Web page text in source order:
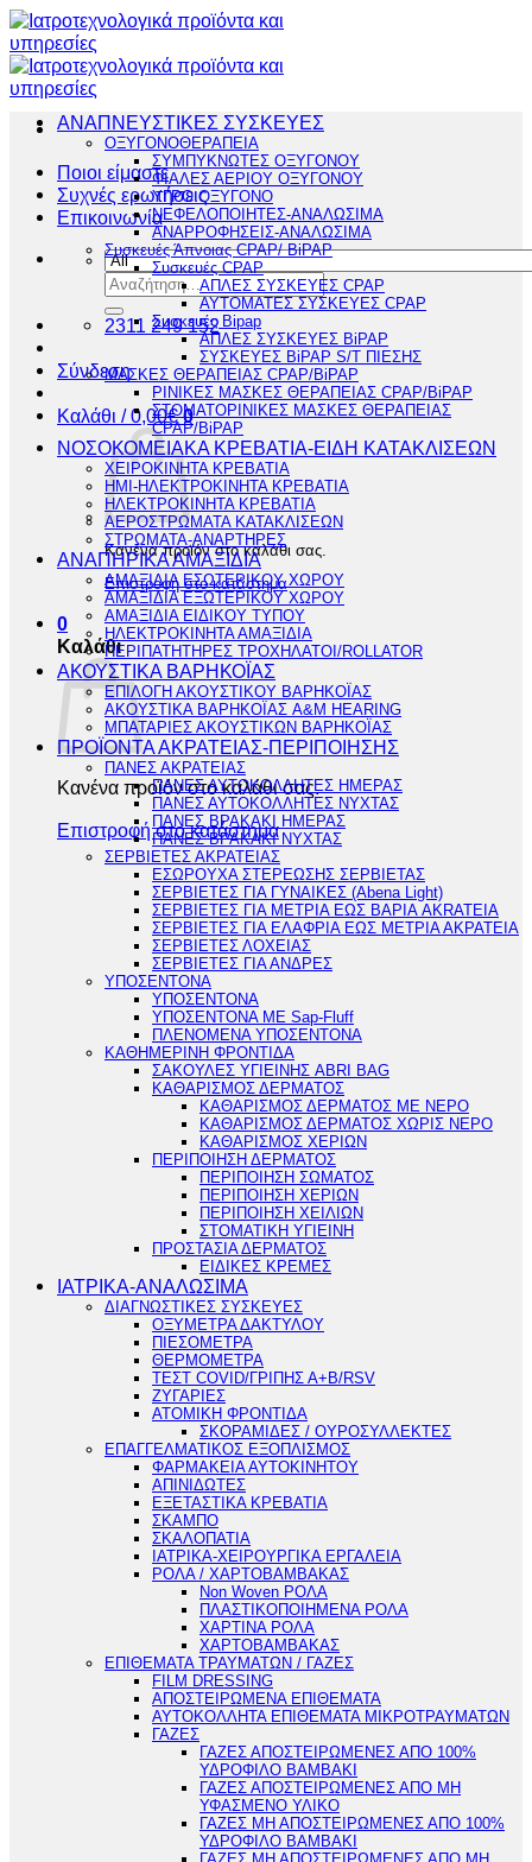
Μετάβαση
στο
περιεχόμενο
Ποιοι είμαστε
Συχνές ερωτήσεις
Επικοινωνία
Αναζήτηση
για:
2311 249 152
Σύνδεση
Καλάθι /0,00€ 0
Κανένα προϊόν στο καλάθι σας.
Επιστροφή στο κατάστημα
0
Καλάθι
Κανένα προϊόν στο καλάθι σας.
Επιστροφή στο κατάστημα
ΑΝΑΠΝΕΥΣΤΙΚΕΣ ΣΥΣΚΕΥΕΣ
ΟΞΥΓΟΝΟΘΕΡΑΠΕΙΑ
ΣΥΜΠΥΚΝΩΤΕΣ ΟΞΥΓΟΝΟΥ
ΦΙΑΛΕΣ ΑΕΡΙΟΥ ΟΞΥΓΟΝΟΥ
ΥΓΡΟ ΟΞΥΓΟΝΟ
ΝΕΦΕΛΟΠΟΙΗΤΕΣ-ΑΝΑΛΩΣΙΜΑ
ΑΝΑΡΡΟΦΗΣΕΙΣ-ΑΝΑΛΩΣΙΜΑ
Συσκευές Άπνοιας CPAP/ BiPAP
Συσκευές CPAP
ΑΠΛΕΣ ΣΥΣΚΕΥΕΣ CPAP
ΑΥΤΟΜΑΤΕΣ ΣΥΣΚΕΥΕΣ CPAP
Συσκευές Bipap
ΑΠΛΕΣ ΣΥΣΚΕΥΕΣ BiPAP
ΣΥΣΚΕΥΕΣ BiPAP S/T ΠΙΕΣΗΣ
ΜΑΣΚΕΣ ΘΕΡΑΠΕΙΑΣ CPAP/BiPAP
ΡΙΝΙΚΕΣ ΜΑΣΚΕΣ ΘΕΡΑΠΕΙΑΣ CPAP/BiPAP
ΣΤΟΜΑΤΟΡΙΝΙΚΕΣ ΜΑΣΚΕΣ ΘΕΡΑΠΕΙΑΣ
CPAP/BiPAP
ΝΟΣΟΚΟΜΕΙΑΚΑ ΚΡΕΒΑΤΙΑ-ΕΙΔΗ ΚΑΤΑΚΛΙΣΕΩΝ
ΧΕΙΡΟΚΙΝΗΤΑ ΚΡΕΒΑΤΙΑ
ΗΜΙ-ΗΛΕΚΤΡΟΚΙΝΗΤΑ ΚΡΕΒΑΤΙΑ
ΗΛΕΚΤΡΟΚΙΝΗΤΑ ΚΡΕΒΑΤΙΑ
ΑΕΡΟΣΤΡΩΜΑΤΑ ΚΑΤΑΚΛΙΣΕΩΝ
ΣΤΡΩΜΑΤΑ-ΑΝΑΡΤΗΡΕΣ
ΑΝΑΠΗΡΙΚΑ ΑΜΑΞΙΔΙΑ
ΑΜΑΞΙΔΙΑ ΕΣΩΤΕΡΙΚΟΥ ΧΩΡΟΥ
ΑΜΑΞΙΔΙΑ ΕΞΩΤΕΡΙΚΟΥ ΧΩΡΟΥ
ΑΜΑΞΙΔΙΑ ΕΙΔΙΚΟΥ ΤΥΠΟΥ
ΗΛΕΚΤΡΟΚΙΝΗΤΑ ΑΜΑΞΙΔΙΑ
ΠΕΡΙΠΑΤΗΤΗΡΕΣ ΤΡΟΧΗΛΑΤΟΙ/ROLLATOR
ΑΚΟΥΣΤΙΚΑ ΒΑΡΗΚΟΪΑΣ
ΕΠΙΛΟΓΗ ΑΚΟΥΣΤΙΚΟΥ ΒΑΡΗΚΟΪΑΣ
ΑΚΟΥΣΤΙΚΑ ΒΑΡΗΚΟΪΑΣ A&M HEARING
ΜΠΑΤΑΡΙΕΣ ΑΚΟΥΣΤΙΚΩΝ ΒΑΡΗΚΟΪΑΣ
ΠΡΟΪΟΝΤΑ ΑΚΡΑΤΕΙΑΣ-ΠΕΡΙΠΟΙΗΣΗΣ
ΠΑΝΕΣ ΑΚΡΑΤΕΙΑΣ
ΠΑΝΕΣ ΑΥΤΟΚΟΛΛΗΤΕΣ ΗΜΕΡΑΣ
ΠΑΝΕΣ ΑΥΤΟΚΟΛΛΗΤΕΣ ΝΥΧΤΑΣ
ΠΑΝΕΣ ΒΡΑΚΑΚΙ ΗΜΕΡΑΣ
ΠΑΝΕΣ ΒΡΑΚΑΚΙ ΝΥΧΤΑΣ
ΣΕΡΒΙΕΤΕΣ ΑΚΡΑΤΕΙΑΣ
ΕΣΩΡΟΥΧΑ ΣΤΕΡΕΩΣΗΣ ΣΕΡΒΙΕΤΑΣ
ΣΕΡΒΙΕΤΕΣ ΓΙΑ ΓΥΝΑΙΚΕΣ (Abena Light)
ΣΕΡΒΙΕΤΕΣ ΓΙΑ ΜΕΤΡΙΑ ΕΩΣ ΒΑΡΙΑ AKRATEIA
ΣΕΡΒΙΕΤΕΣ ΓΙΑ ΕΛΑΦΡΙΑ ΕΩΣ ΜΕΤΡΙΑ ΑΚΡΑΤΕΙΑ
ΣΕΡΒΙΕΤΕΣ ΛΟΧΕΙΑΣ
ΣΕΡΒΙΕΤΕΣ ΓΙΑ ΑΝΔΡΕΣ
ΥΠΟΣΕΝΤΟΝΑ
ΥΠΟΣΕΝΤΟΝΑ
ΥΠΟΣΕΝΤΟΝΑ ΜΕ Sap-Fluff
ΠΛΕΝΟΜΕΝΑ ΥΠΟΣΕΝΤΟΝΑ
ΚΑΘΗΜΕΡΙΝΗ ΦΡΟΝΤΙΔΑ
ΣΑΚΟΥΛΕΣ ΥΓΙΕΙΝΗΣ ABRI BAG
ΚΑΘΑΡΙΣΜΟΣ ΔΕΡΜΑΤΟΣ
ΚΑΘΑΡΙΣΜΟΣ ΔΕΡΜΑΤΟΣ ΜΕ ΝΕΡΟ
ΚΑΘΑΡΙΣΜΟΣ ΔΕΡΜΑΤΟΣ ΧΩΡΙΣ ΝΕΡΟ
ΚΑΘΑΡΙΣΜΟΣ ΧΕΡΙΩΝ
ΠΕΡΙΠΟΙΗΣΗ ΔΕΡΜΑΤΟΣ
ΠΕΡΙΠΟΙΗΣΗ ΣΩΜΑΤΟΣ
ΠΕΡΙΠΟΙΗΣΗ ΧΕΡΙΩΝ
ΠΕΡΙΠΟΙΗΣΗ ΧΕΙΛΙΩΝ
ΣΤΟΜΑΤΙΚΗ ΥΓΙΕΙΝΗ
ΠΡΟΣΤΑΣΙΑ ΔΕΡΜΑΤΟΣ
ΕΙΔΙΚΕΣ ΚΡΕΜΕΣ
ΙΑΤΡΙΚΑ-ΑΝΑΛΩΣΙΜΑ
ΔΙΑΓΝΩΣΤΙΚΕΣ ΣΥΣΚΕΥΕΣ
ΟΞΥΜΕΤΡΑ ΔΑΚΤΥΛΟΥ
ΠΙΕΣΟΜΕΤΡΑ
ΘΕΡΜΟΜΕΤΡΑ
ΤΕΣΤ COVID/ΓΡΙΠΗΣ Α+Β/RSV
ΖΥΓΑΡΙΕΣ
ΑΤΟΜΙΚΗ ΦΡΟΝΤΙΔΑ
ΣΚΟΡΑΜΙΔΕΣ / ΟΥΡΟΣΥΛΛΕΚΤΕΣ
ΕΠΑΓΓΕΛΜΑΤΙΚΟΣ ΕΞΟΠΛΙΣΜΟΣ
ΦΑΡΜΑΚΕΙΑ ΑΥΤΟΚΙΝΗΤΟΥ
ΑΠΙΝΙΔΩΤΕΣ
ΕΞΕΤΑΣΤΙΚΑ ΚΡΕΒΑΤΙΑ
ΣΚΑΜΠΟ
ΣΚΑΛΟΠΑΤΙΑ
ΙΑΤΡΙΚΑ-ΧΕΙΡΟΥΡΓΙΚΑ ΕΡΓΑΛΕΙΑ
ΡΟΛΑ / ΧΑΡΤΟΒΑΜΒΑΚΑΣ
Non Woven ΡΟΛΑ
ΠΛΑΣΤΙΚΟΠΟΙΗΜΕΝΑ ΡΟΛΑ
ΧΑΡΤΙΝΑ ΡΟΛΑ
ΧΑΡΤΟΒΑΜΒΑΚΑΣ
ΕΠΙΘΕΜΑΤΑ ΤΡΑΥΜΑΤΩΝ / ΓΑΖΕΣ
FILM DRESSING
ΑΠΟΣΤΕΙΡΩΜΕΝΑ ΕΠΙΘΕΜΑΤΑ
ΑΥΤΟΚΟΛΛΗΤΑ ΕΠΙΘΕΜΑΤΑ ΜΙΚΡΟΤΡΑΥΜΑΤΩΝ
ΓΑΖΕΣ
ΓΑΖΕΣ ΑΠΟΣΤΕΙΡΩΜΕΝΕΣ ΑΠΟ 100%
ΥΔΡΟΦΙΛΟ ΒΑΜΒΑΚΙ
ΓΑΖΕΣ ΑΠΟΣΤΕΙΡΩΜΕΝΕΣ ΑΠΟ ΜΗ
ΥΦΑΣΜΕΝΟ ΥΛΙΚΟ
ΓΑΖΕΣ ΜΗ ΑΠΟΣΤΕΙΡΩΜΕΝΕΣ ΑΠΟ 100%
ΥΔΡΟΦΙΛΟ ΒΑΜΒΑΚΙ